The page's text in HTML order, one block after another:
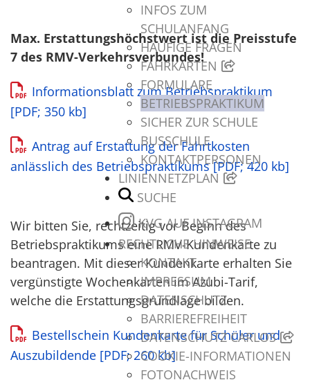
INFOS ZUM
SCHULANFANG
HÄUFIGE FRAGEN
FAHRKARTEN
FORMULARE
BETRIEBSPRAKTIKUM
SICHER ZUR SCHULE
BUSSCHULE
KONTAKTPERSONEN
LINIENNETZPLAN
SUCHE
KVG AUF INSTAGRAM
RECHTLICHE HINWEISE
KONTAKT
IMPRESSUM
DATENSCHUTZ
BARRIEREFREIHEIT
DATENSCHUTZ CARLOS
COOKIE-INFORMATIONEN
FOTONACHWEIS
Max. Erstattungshöchstwert ist die Preisstufe
7 des RMV-Verkehrsverbundes!
Informationsblatt zum Betriebspraktikum
[PDF; 350 kb]
Antrag auf Erstattung der Fahrtkosten
anlässlich des Betriebspraktikums [PDF; 420 kb]
Wir bitten Sie, rechtzeitig vor Beginn des
Betriebspraktikums eine RMV-Kundenkarte zu
beantragen. Mit dieser Kundenkarte erhalten Sie
vergünstigte Wochenkarten im Azubi-Tarif,
welche die Erstattungsgrundlage bilden.
Bestellschein Kundenkarte für Schüler und
Auszubildende [PDF; 260 kb]